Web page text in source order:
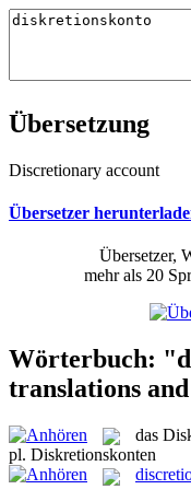
Übersetzung
Discretionary account
Übersetzer
Übersetzer,
mehr als 20
Wörterbuch:
translations
das
pl. Diskretionskonten